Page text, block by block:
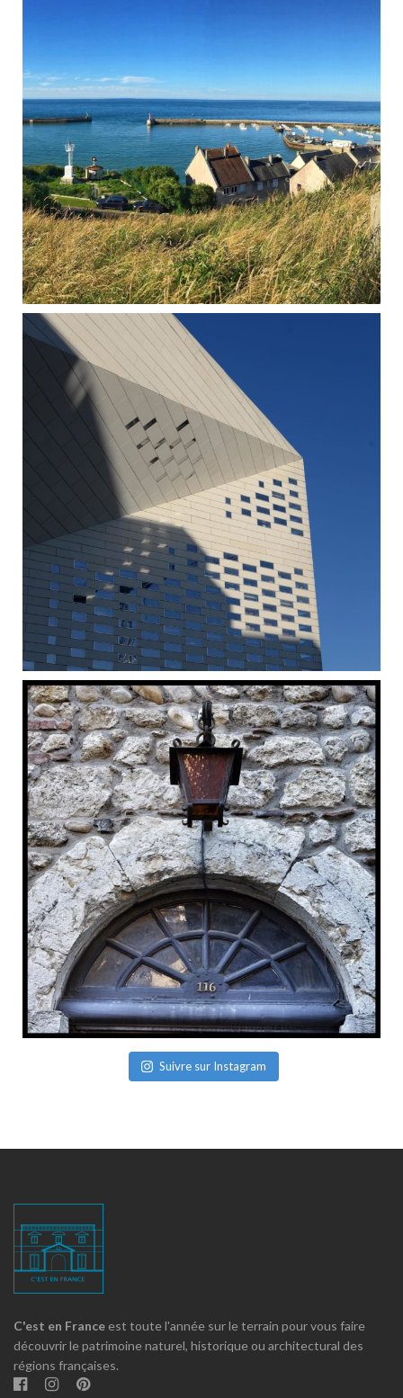
Suivre sur Instagram
C'est en France est toute l'année sur le terrain pour vous faire
découvrir le patrimoine naturel, historique ou architectural des
régions françaises.